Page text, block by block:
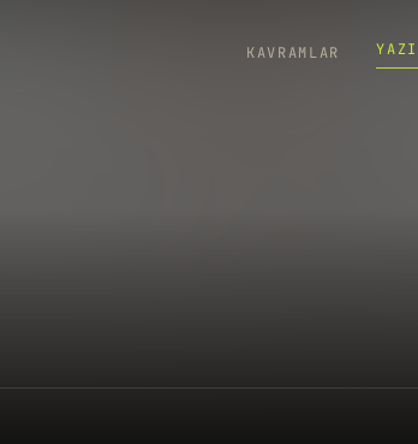
KAVRAMLAR